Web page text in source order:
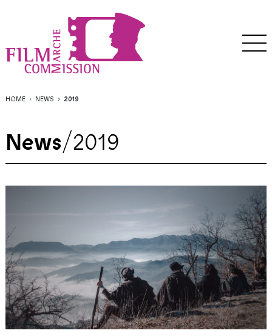
HOME NEWS 2019
News/2019